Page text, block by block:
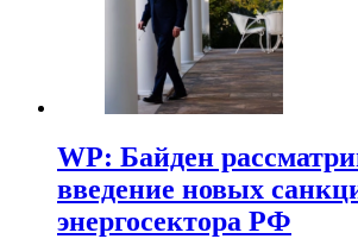
WP: Байден
введение новых
энергосектора РФ